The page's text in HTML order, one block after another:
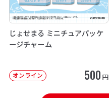
じょせまる ミニチュアパッケ
ージチャーム
オンライン 500 円